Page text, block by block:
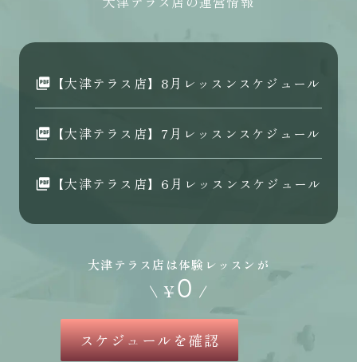
【大津テラス店】8月レッスンスケジュール
【大津テラス店】7月レッスンスケジュール
【大津テラス店】6月レッスンスケジュール
大津テラス店は体験レッスンが
\¥0 /
スケジュールを確認